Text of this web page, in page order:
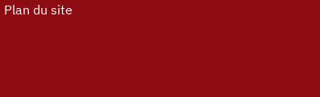
Plan du site